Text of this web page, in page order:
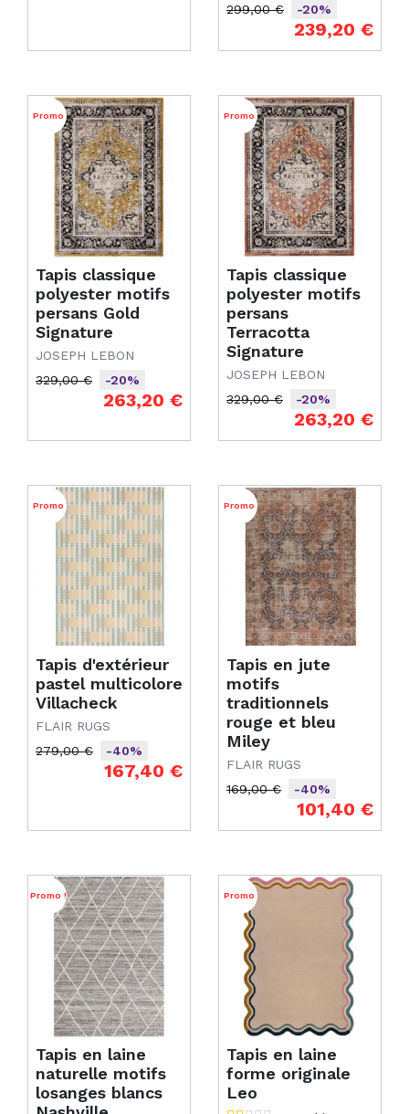
Prix de base
299,00 €
-20%
239,20 €
Tapis classique
polyester motifs
persans Gold
Signature
JOSEPH LEBON
Prix de base
329,00 €
-20%
263,20 €
Promo
Tapis classique
polyester motifs
persans
Terracotta
Signature
JOSEPH LEBON
Prix de base
329,00 €
-20%
263,20 €
Promo
Tapis d'extérieur
pastel multicolore
Villacheck
FLAIR RUGS
Prix de base
279,00 €
-40%
167,40 €
Promo
Tapis en jute
motifs
traditionnels
rouge et bleu
Miley
FLAIR RUGS
Prix de base
169,00 €
-40%
101,40 €
Promo
Tapis en laine
naturelle motifs
losanges blancs
Promo !
Tapis en laine
forme originale
Leo
Promo